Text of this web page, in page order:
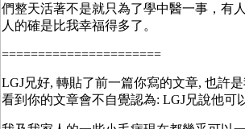
們整天活著不是就只為了學中醫一事，有
人的確是比我幸福得多了。
======================
LGJ兄好, 轉貼了前一篇你寫的文章, 也許
看到你的文章會不自覺認為: LGJ兄說他可